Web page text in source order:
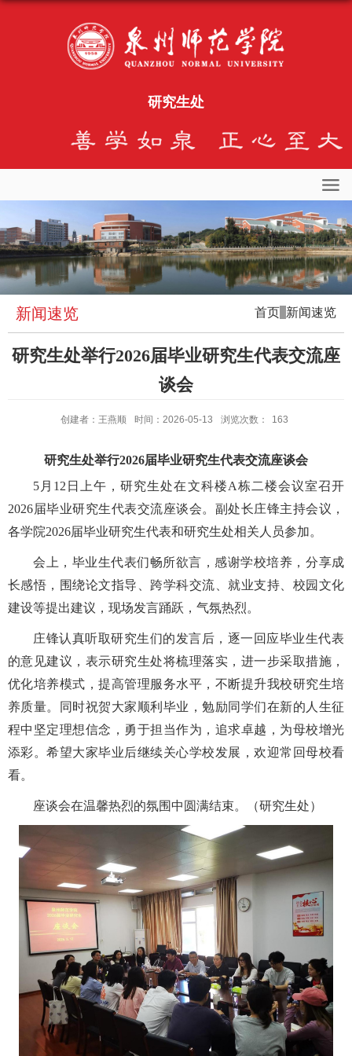
研究生处
首页 新闻速览
新闻速览
研究生处举行2026届毕业研究生代表交流座
谈会
创建者：王燕顺 时间：2026-05-13 浏览次数： 163
研究生处举行2026届毕业研究生代表交流座谈会
5月12日上午，研究生处在文科楼A栋二楼会议室召开
2026届毕业研究生代表交流座谈会。副处长庄锋主持会议，
各学院2026届毕业研究生代表和研究生处相关人员参加。
会上，毕业生代表们畅所欲言，感谢学校培养，分享成
长感悟，围绕论文指导、跨学科交流、就业支持 、校园文化
建设等提出建议 ， 现场发言踊跃，气氛热烈。
庄锋认真听取研究生们的发言后， 逐一回应毕业生代表
的意见建议 ，表示研究生处将梳理落实， 进一步采取措施，
优化培养模式 ，提高管理服务水平 ，不断提升我校研究生培
养质量。同时祝贺大家顺利毕业，勉励同学们在新的人生征
程中坚定理想信念，勇于担当作为，追求卓越，为母校增光
添彩。希望大家毕业后继续关心学校发展，欢迎常回母校看
看。
座谈会在温馨热烈的氛围中圆满结束。 （研究生处）